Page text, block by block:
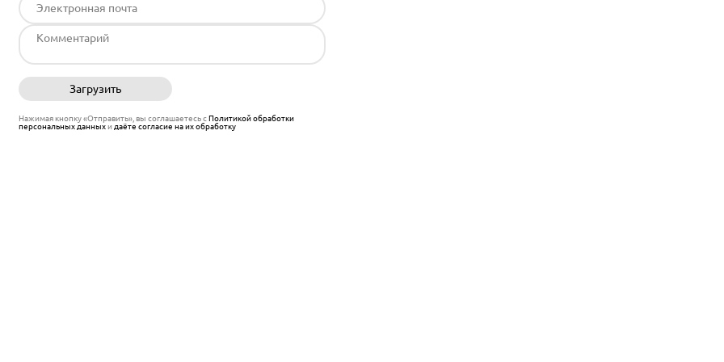
Загрузить
Нажимая кнопку «Отправить», вы соглашаетесь сПолитикой обработки
персональных данныхи даёте согласие на их обработку